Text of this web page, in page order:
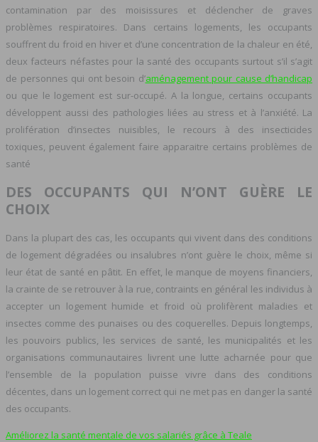
contamination par des moisissures et déclencher de graves
problèmes respiratoires. Dans certains logements, les occupants
souffrent du froid en hiver et d’une concentration de la chaleur en été,
deux facteurs néfastes pour la santé des occupants surtout s’il s’agit
de personnes qui ont besoin d’aménagement pour cause d’handicap
ou que le logement est sur-occupé. A la longue, certains occupants
développent aussi des pathologies liées au stress et à l’anxiété. La
prolifération d’insectes nuisibles, le recours à des insecticides
toxiques, peuvent également faire apparaitre certains problèmes de
santé
DES OCCUPANTS QUI N’ONT GUÈRE LE
CHOIX
Dans la plupart des cas, les occupants qui vivent dans des conditions
de logement dégradées ou insalubres n’ont guère le choix, même si
leur état de santé en pâtit. En effet, le manque de moyens financiers,
la crainte de se retrouver à la rue, contraints en général les individus à
accepter un logement humide et froid où prolifèrent maladies et
insectes comme des punaises ou des coquerelles. Depuis longtemps,
les pouvoirs publics, les services de santé, les municipalités et les
organisations communautaires livrent une lutte acharnée pour que
l’ensemble de la population puisse vivre dans des conditions
décentes, dans un logement correct qui ne met pas en danger la santé
des occupants.
Améliorez la santé mentale de vos salariés grâce à Teale